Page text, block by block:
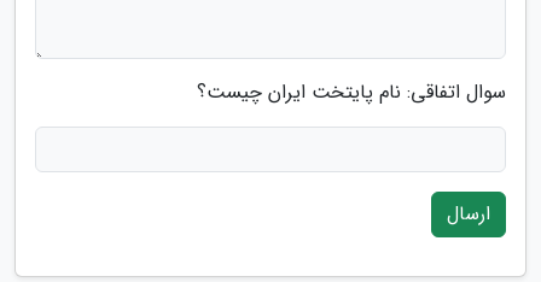
سوال اتفاقی: نام پایتخت ایران چیست؟
ارسال